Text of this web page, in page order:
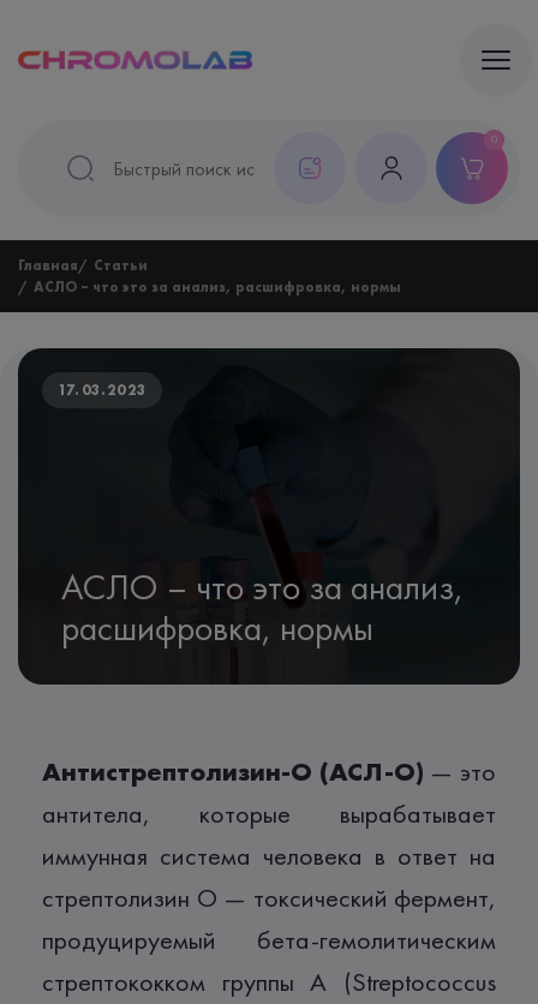
0
Главная
Статьи
АСЛО – что это за анализ, расшифровка, нормы
17.03.2023
АСЛО – что это за анализ,
расшифровка, нормы
Антистрептолизин-О (АСЛ-О) — это
антитела, которые вырабатывает
иммунная система человека в ответ на
стрептолизин О — токсический фермент,
продуцируемый бета-гемолитическим
стрептококком группы А (Streptococcus